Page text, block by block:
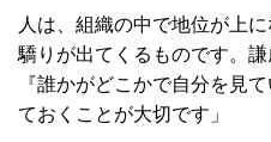
人は、組織の中で地位が上
驕りが出てくるものです。
『誰かがどこかで自分を見
ておくことが大切です」